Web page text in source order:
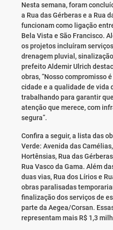
Nesta semana, foram
a Rua das Gérberas e a Rua
funcionam como ligação
Bela Vista e São Francisco.
os projetos incluíram
drenagem pluvial,
prefeito Aldemir Ulrich
obras, “Nosso compromisso
cidade e a qualidade de vida
trabalhando para garantir
atenção que merece, com
segura”.
Confira a seguir, a lista das
Verde: Avenida das
Hortênsias, Rua das
Rua Vasco da Gama. Além
duas vias, Rua dos Lírios e
obras paralisadas
finalização dos serviços de
parte da Aegea/Corsan.
representam mais R$ 1,3